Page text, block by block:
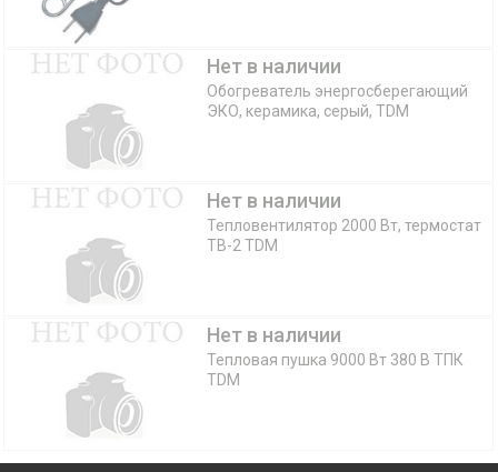
Нет в наличии
Обогреватель энергосберегающий
ЭКО, керамика, серый, TDM
Нет в наличии
Тепловентилятор 2000 Вт, термостат
TB-2 TDM
Нет в наличии
Тепловая пушка 9000 Вт 380 В ТПК
TDM